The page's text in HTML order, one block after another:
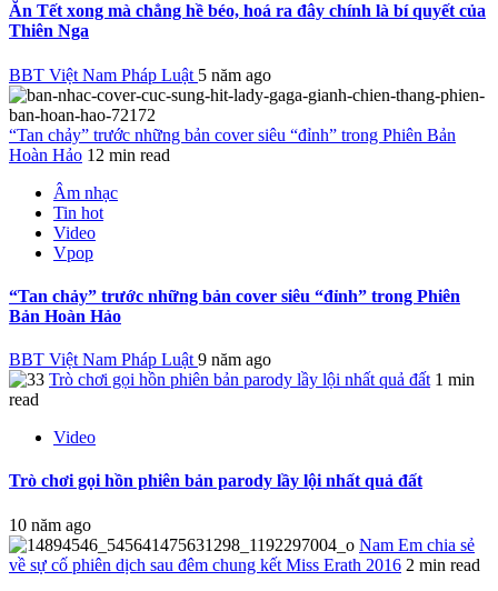
Ăn Tết xong mà chẳng hề béo, hoá ra đây chính là bí quyết của
Thiên Nga
BBT Việt Nam Pháp Luật 5 năm ago
“Tan chảy” trước những bản cover siêu “đỉnh” trong Phiên Bản
Hoàn Hảo 12 min read
Âm nhạc
Tin hot
Video
Vpop
“Tan chảy” trước những bản cover siêu “đỉnh” trong Phiên
Bản Hoàn Hảo
BBT Việt Nam Pháp Luật 9 năm ago
Trò chơi gọi hồn phiên bản parody lầy lội nhất quả đất 1 min
read
Video
Trò chơi gọi hồn phiên bản parody lầy lội nhất quả đất
10 năm ago
Nam Em chia sẻ
về sự cố phiên dịch sau đêm chung kết Miss Erath 2016 2 min read